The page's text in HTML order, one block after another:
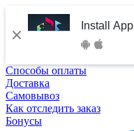
Install App
Способы оплаты
Доставка
Самовывоз
Как отследить заказ
Бонусы